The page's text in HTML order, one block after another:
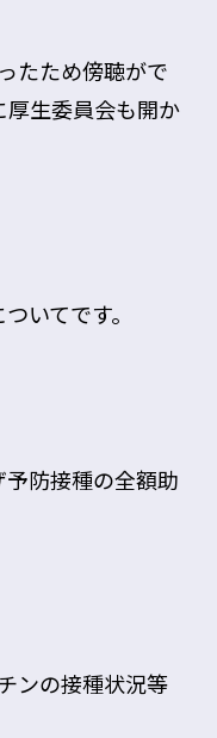
たため傍聴がで
厚生委員会も開か
いてです。
防接種の全額助
ンの接種状況等